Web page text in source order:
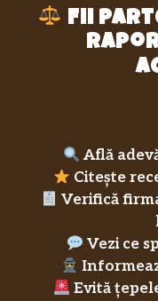
Fii
Află
Citește
Verifică
Vezi ce
Evită